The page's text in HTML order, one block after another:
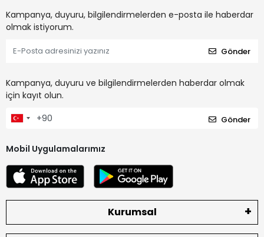
Kampanya, duyuru, bilgilendirmelerden e-posta ile haberdar
olmak istiyorum.
Gönder
Kampanya, duyuru ve bilgilendirmelerden haberdar olmak
için kayıt olun.
Gönder
Mobil Uygulamalarımız
Kurumsal